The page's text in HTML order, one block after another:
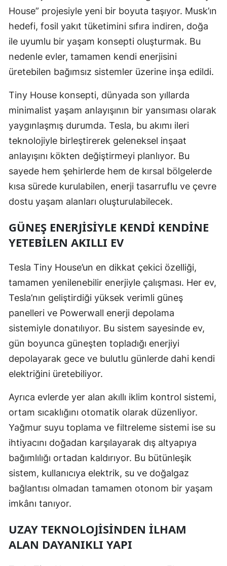
Kayseri
Kırklareli
Kırşehir
Kocaeli
Kütahya
Malatya
Manisa
Kahramanmaraş
Mardin
Muş
Niğde
Ordu
Rize
Sakarya
Samsun
Sinop
Sivas
Tekirdağ
Tokat
Trabzon
House” projesiyle yeni bir boyuta taşıyor. Musk’ın
hedefi, fosil yakıt tüketimini sıfıra indiren, doğa
ile uyumlu bir yaşam konsepti oluşturmak. Bu
nedenle evler, tamamen kendi enerjisini
üretebilen bağımsız sistemler üzerine inşa edildi.
Tiny House konsepti, dünyada son yıllarda
minimalist yaşam anlayışının bir yansıması olarak
yaygınlaşmış durumda. Tesla, bu akımı ileri
teknolojiyle birleştirerek geleneksel inşaat
anlayışını kökten değiştirmeyi planlıyor. Bu
sayede hem şehirlerde hem de kırsal bölgelerde
kısa sürede kurulabilen, enerji tasarruflu ve çevre
dostu yaşam alanları oluşturulabilecek.
GÜNEŞ ENERJISIYLE KENDI KENDINE
YETEBILEN AKILLI EV
Tesla Tiny House’un en dikkat çekici özelliği,
tamamen yenilenebilir enerjiyle çalışması. Her ev,
Tesla’nın geliştirdiği yüksek verimli güneş
panelleri ve Powerwall enerji depolama
sistemiyle donatılıyor. Bu sistem sayesinde ev,
gün boyunca güneşten topladığı enerjiyi
depolayarak gece ve bulutlu günlerde dahi kendi
elektriğini üretebiliyor.
Ayrıca evlerde yer alan akıllı iklim kontrol sistemi,
ortam sıcaklığını otomatik olarak düzenliyor.
Yağmur suyu toplama ve filtreleme sistemi ise su
ihtiyacını doğadan karşılayarak dış altyapıya
bağımlılığı ortadan kaldırıyor. Bu bütünleşik
sistem, kullanıcıya elektrik, su ve doğalgaz
bağlantısı olmadan tamamen otonom bir yaşam
imkânı tanıyor.
UZAY TEKNOLOJISINDEN İLHAM
ALAN DAYANIKLI YAPI